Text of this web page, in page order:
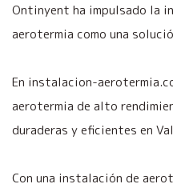
Ontinyent ha impulsado la
aerotermia como una
En instalacion-
aerotermia de alto
duraderas y eficientes en
Con una instalación de